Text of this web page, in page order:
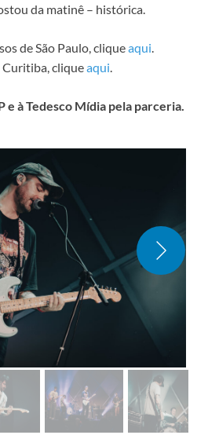
da matinê – histórica.
de São Paulo, cliqueaqui
Curitiba, cliqueaqui
e à Tedesco Mídia pela parceria.